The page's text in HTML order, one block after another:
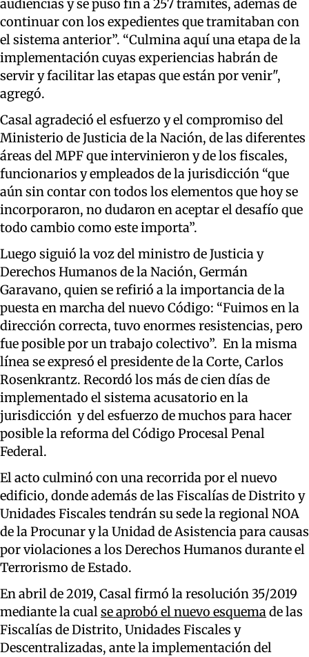
audiencias y se puso fin a 257 trámites, además de
continuar con los expedientes que tramitaban con
el sistema anterior”. “Culmina aquí una etapa de la
implementación cuyas experiencias habrán de
servir y facilitar las etapas que están por venir",
agregó.
Casal agradeció el esfuerzo y el compromiso del
Ministerio de Justicia de la Nación, de las diferentes
áreas del MPF que intervinieron y de los fiscales,
funcionarios y empleados de la jurisdicción “que
aún sin contar con todos los elementos que hoy se
incorporaron, no dudaron en aceptar el desafío que
todo cambio como este importa”.
Luego siguió la voz del ministro de Justicia y
Derechos Humanos de la Nación, Germán
Garavano, quien se refirió a la importancia de la
puesta en marcha del nuevo Código: “Fuimos en la
dirección correcta, tuvo enormes resistencias, pero
fue posible por un trabajo colectivo”. En la misma
línea se expresó el presidente de la Corte, Carlos
Rosenkrantz. Recordó los más de cien días de
implementado el sistema acusatorio en la
jurisdicción y del esfuerzo de muchos para hacer
posible la reforma del Código Procesal Penal
Federal.
El acto culminó con una recorrida por el nuevo
edificio, donde además de las Fiscalías de Distrito y
Unidades Fiscales tendrán su sede la regional NOA
de la Procunar y la Unidad de Asistencia para causas
por violaciones a los Derechos Humanos durante el
Terrorismo de Estado.
En abril de 2019, Casal firmó la resolución 35/2019
mediante la cualse aprobó el nuevo esquemade las
Fiscalías de Distrito, Unidades Fiscales y
Descentralizadas, ante la implementación del